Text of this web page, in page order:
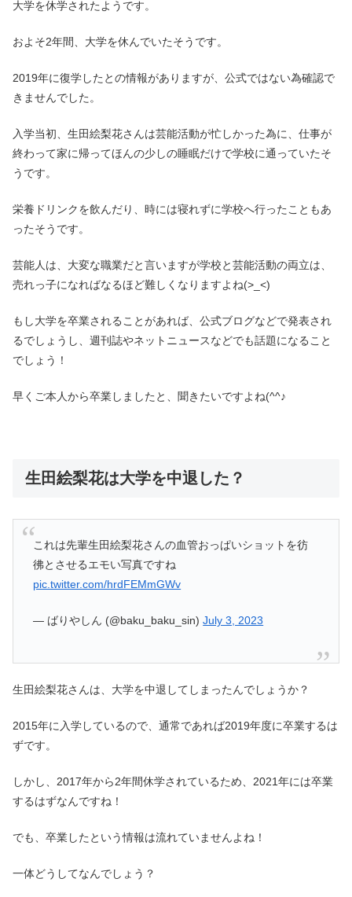
大学を休学されたようです。
およそ2年間、大学を休んでいたそうです。
2019年に復学したとの情報がありますが、公式ではない為確認で
きませんでした。
入学当初、生田絵梨花さんは芸能活動が忙しかった為に、仕事が
終わって家に帰ってほんの少しの睡眠だけで学校に通っていたそ
うです。
栄養ドリンクを飲んだり、時には寝れずに学校へ行ったこともあ
ったそうです。
芸能人は、大変な職業だと言いますが学校と芸能活動の両立は、
売れっ子になればなるほど難しくなりますよね(>_<)
もし大学を卒業されることがあれば、公式ブログなどで発表され
るでしょうし、週刊誌やネットニュースなどでも話題になること
でしょう！
早くご本人から卒業しましたと、聞きたいですよね(^^♪
生田絵梨花は大学を中退した？
これは先輩生田絵梨花さんの血管おっぱいショットを彷
彿とさせるエモい写真ですね
pic.twitter.com/hrdFEMmGWv
— ばりやしん (@baku_baku_sin)July 3, 2023
生田絵梨花さんは、大学を中退してしまったんでしょうか？
2015年に入学しているので、通常であれば2019年度に卒業するは
ずです。
しかし、2017年から2年間休学されているため、2021年には卒業
するはずなんですね！
でも、卒業したという情報は流れていませんよね！
一体どうしてなんでしょう？